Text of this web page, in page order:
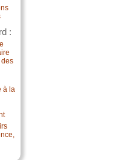
:
des
à la